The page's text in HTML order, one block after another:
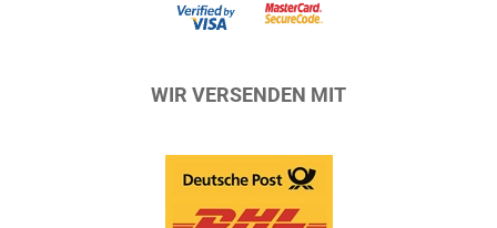
WIR VERSENDEN MIT